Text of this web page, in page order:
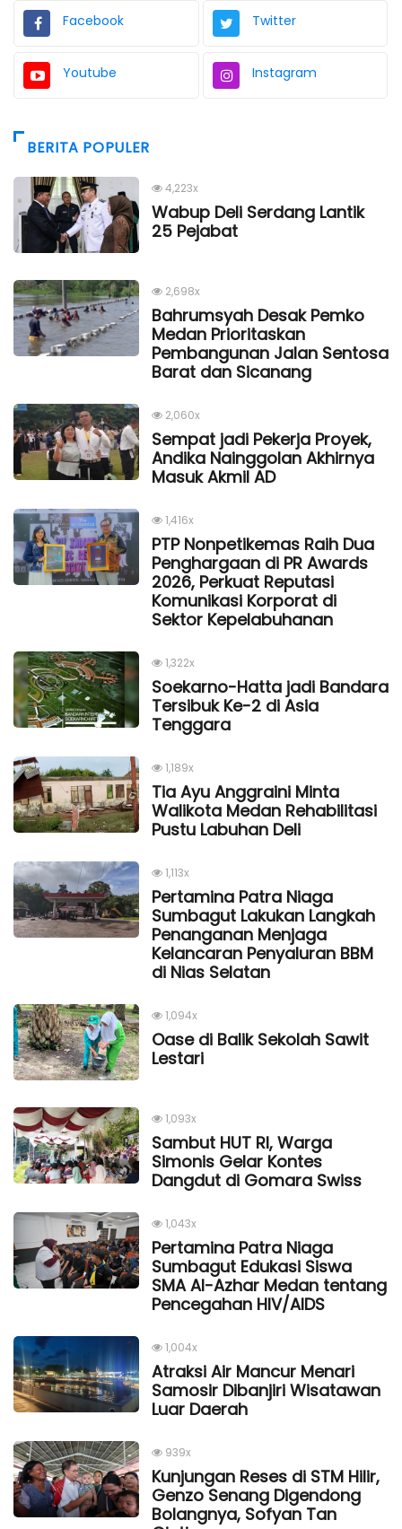
Facebook Twitter
Youtube Instagram
BERITA POPULER
4,223x
Wabup Deli Serdang Lantik
25 Pejabat
2,698x
Bahrumsyah Desak Pemko
Medan Prioritaskan
Pembangunan Jalan Sentosa
Barat dan Sicanang
2,060x
Sempat jadi Pekerja Proyek,
Andika Nainggolan Akhirnya
Masuk Akmil AD
1,416x
PTP Nonpetikemas Raih Dua
Penghargaan di PR Awards
2026, Perkuat Reputasi
Komunikasi Korporat di
Sektor Kepelabuhanan
1,322x
Soekarno-Hatta jadi Bandara
Tersibuk Ke-2 di Asia
Tenggara
1,189x
Tia Ayu Anggraini Minta
Walikota Medan Rehabilitasi
Pustu Labuhan Deli
1,113x
Pertamina Patra Niaga
Sumbagut Lakukan Langkah
Penanganan Menjaga
Kelancaran Penyaluran BBM
di Nias Selatan
1,094x
Oase di Balik Sekolah Sawit
Lestari
1,093x
Sambut HUT RI, Warga
Simonis Gelar Kontes
Dangdut di Gomara Swiss
1,043x
Pertamina Patra Niaga
Sumbagut Edukasi Siswa
SMA Al-Azhar Medan tentang
Pencegahan HIV/AIDS
1,004x
Atraksi Air Mancur Menari
Samosir Dibanjiri Wisatawan
Luar Daerah
939x
Kunjungan Reses di STM Hilir,
Genzo Senang Digendong
Bolangnya, Sofyan Tan